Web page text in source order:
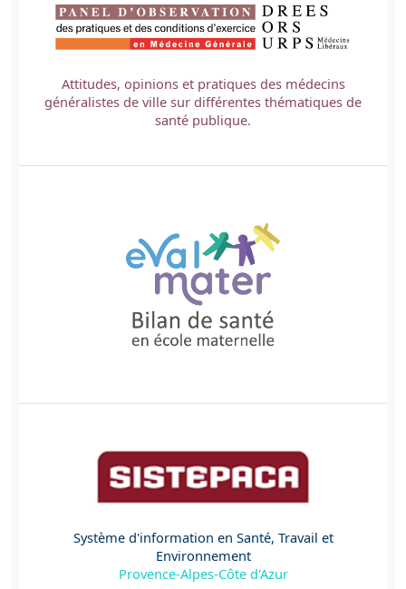
Attitudes, opinions et pratiques des médecins
généralistes de ville sur différentes thématiques de
santé publique.
Système d'information en Santé, Travail et
Environnement
Provence-Alpes-Côte d'Azur